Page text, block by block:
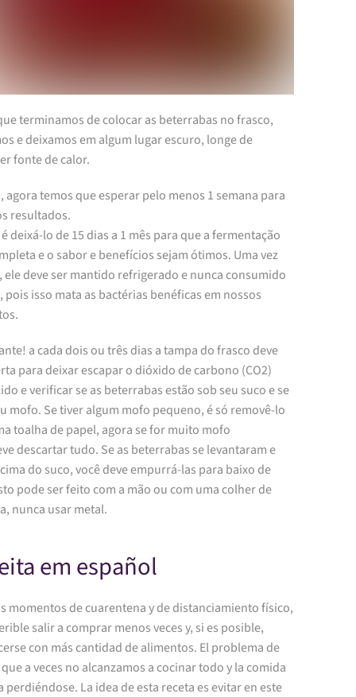
terminamos de colocar as beterrabas no frasco,
e deixamos em algum lugar escuro, longe de
fonte de calor.
agora temos que esperar pelo menos 1 semana para
resultados.
deixá-lo de 15 dias a 1 mês para que a fermentação
e o sabor e benefícios sejam ótimos. Uma vez
deve ser mantido refrigerado e nunca consumido
pois isso mata as bactérias benéficas em nossos
a cada dois ou três dias a tampa do frasco deve
para deixar escapar o dióxido de carbono (CO2)
e verificar se as beterrabas estão sob seu suco e se
mofo. Se tiver algum mofo pequeno, é só removê-lo
toalha de papel, agora se for muito mofo
descartar tudo. Se as beterrabas se levantaram e
do suco, você deve empurrá-las para baixo de
pode ser feito com a mão ou com uma colher de
nunca usar metal.
em español
momentos de cuarentena y de distanciamiento físico,
salir a comprar menos veces y, si es posible,
con más cantidad de alimentos. El problema de
a veces no alcanzamos a cocinar todo y la comida
perdiéndose. La idea de esta receta es evitar en este